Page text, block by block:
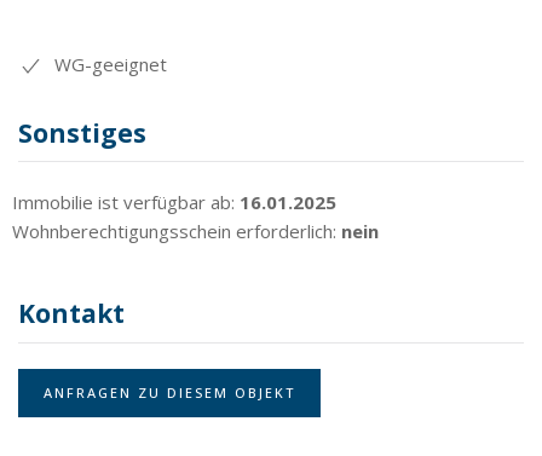
WG-geeignet
Sonstiges
Immobilie ist verfügbar ab: 16.01.2025
Wohnberechtigungsschein erforderlich: nein
Kontakt
ANFRAGEN ZU DIESEM OBJEKT